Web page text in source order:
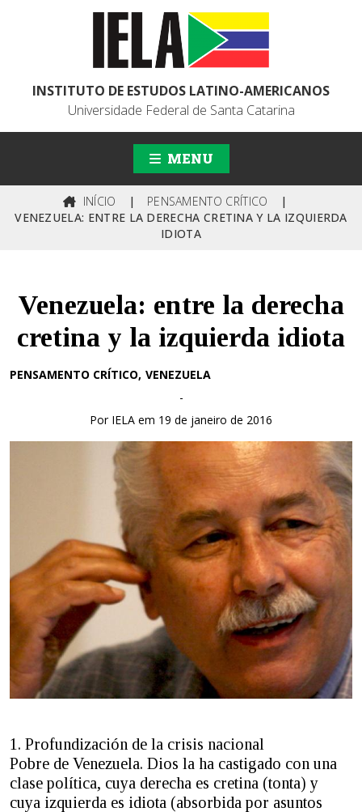
INSTITUTO DE ESTUDOS LATINO-AMERICANOS
Universidade Federal de Santa Catarina
MENU
INÍCIO | PENSAMENTO CRÍTICO
|
VENEZUELA: ENTRE LA DERECHA CRETINA Y LA IZQUIERDA
IDIOTA
Venezuela: entre la derecha
cretina y la izquierda idiota
PENSAMENTO CRÍTICO VENEZUELA
-
Por IELA em 19 de janeiro de 2016
1. Profundización de la crisis nacional
Pobre de Venezuela. Dios la ha castigado con una
clase política, cuya derecha es cretina (tonta) y
cuya izquierda es idiota (absorbida por asuntos